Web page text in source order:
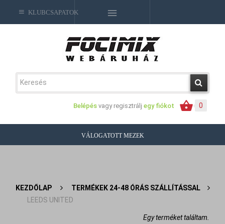
0
Belépés vagy regisztrálj egy fiókot
KLUBCSAPATOK
VÁLOGATOTT MEZEK
KEZDŐLAP >
TERMÉKEK 24-48 ÓRÁS SZÁLLÍTÁSSAL
LEEDS UNITED
Egy terméket találtam.